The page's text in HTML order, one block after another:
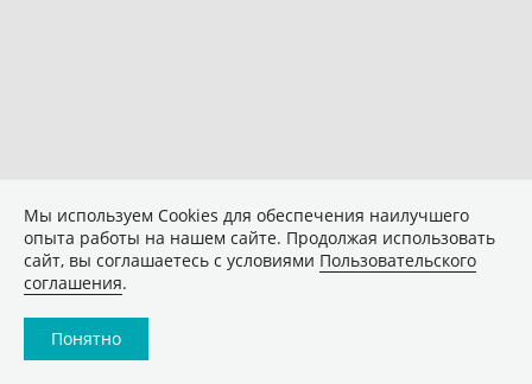
Мы используем Сookies для обеспечения наилучшего
опыта работы на нашем сайте. Продолжая использовать
сайт, вы соглашаетесь с условиями Пользовательского
соглашения.
Понятно